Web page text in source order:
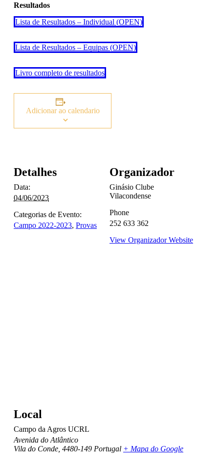
Resultados
Lista de Resultados – Individual (OPEN)
Lista de Resultados – Equipas (OPEN)
Livro completo de resultados
Adicionar ao calendario
Detalhes
Data:
04/06/2023
Categorias de Evento:
Campo 2022-2023, Provas
Organizador
Ginásio Clube
Vilacondense
Phone
252 633 362
View Organizador Website
Local
Campo da Agros UCRL
Avenida do Atlântico
Vila do Conde 4480-149 Portugal + Mapa do Google